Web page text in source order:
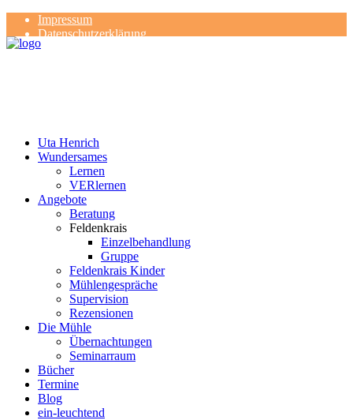
Impressum
Datenschutzerklärung
Kontakt
Uta Henrich
Wundersames
Lernen
VERlernen
Angebote
Beratung
Feldenkrais
Einzelbehandlung
Gruppe
Feldenkrais Kinder
Mühlengespräche
Supervision
Rezensionen
Die Mühle
Übernachtungen
Seminarraum
Bücher
Termine
Blog
ein-leuchtend